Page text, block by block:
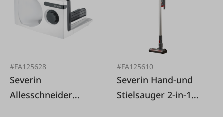
#FA125628
Severin
Allesschneider
#FA125610
Severin Hand-und
Stielsauger 2-in-1